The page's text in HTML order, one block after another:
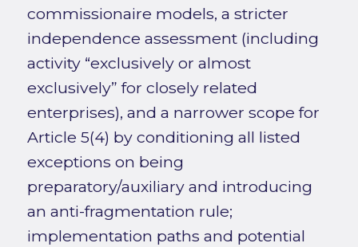
commissionaire models, a stricter
independence assessment (including
activity “exclusively or almost
exclusively” for closely related
enterprises), and a narrower scope for
Article 5(4) by conditioning all listed
exceptions on being
preparatory/auxiliary and introducing
an anti-fragmentation rule;
implementation paths and potential